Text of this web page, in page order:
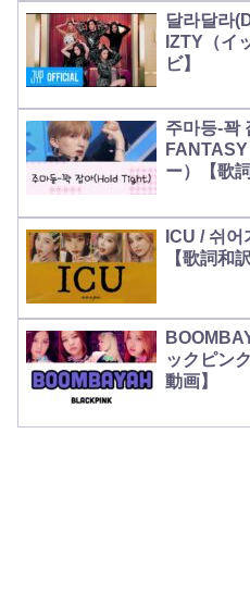
달라달라
IZTY（イ
ビ】
주마등-꽉
ー）【歌
ICU / 쉬어
【歌詞和
ックピン
動画】